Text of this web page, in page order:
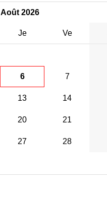
Août 2026
Je Ve
6 7
13 14
20 21
27 28